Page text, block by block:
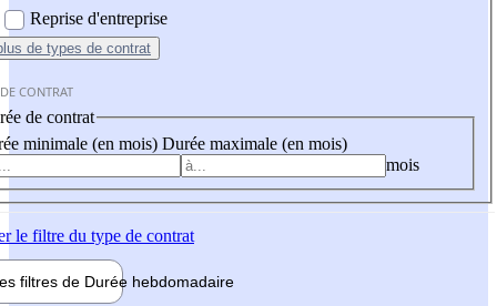
Reprise d'entreprise
de types de contrat
CONTRAT
de contrat
minimale (en mois) Durée maximale (en mois)
mois
le filtre du type de contrat
filtres de Durée hebdomadaire